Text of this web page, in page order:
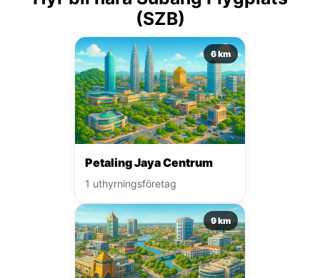
(SZB)
6 km
Petaling Jaya Centrum
1 uthyrningsföretag
9 km